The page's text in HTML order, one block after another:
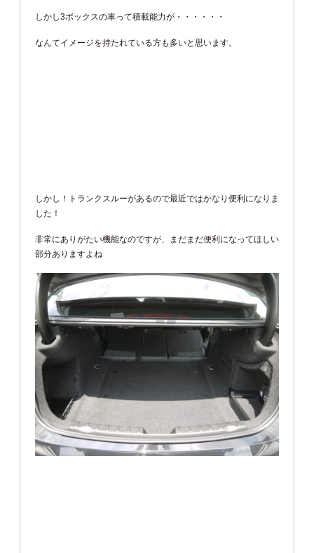
しかし3ボックスの車って積載能力が・・・・・・
なんてイメージを持たれている方も多いと思います。
しかし！トランクスルーがあるので最近ではかなり便利になりま
した！
非常にありがたい機能なのですが、まだまだ便利になってほしい
部分ありますよね